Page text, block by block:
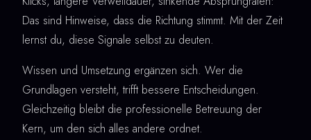
Das sind Hinweise, dass die Richtung stimmt. Mit der Zeit
lernst du, diese Signale selbst zu deuten.
Wissen und Umsetzung ergänzen sich. Wer die
Grundlagen versteht, trifft bessere Entscheidungen.
Gleichzeitig bleibt die professionelle Betreuung der
Kern, um den sich alles andere ordnet.